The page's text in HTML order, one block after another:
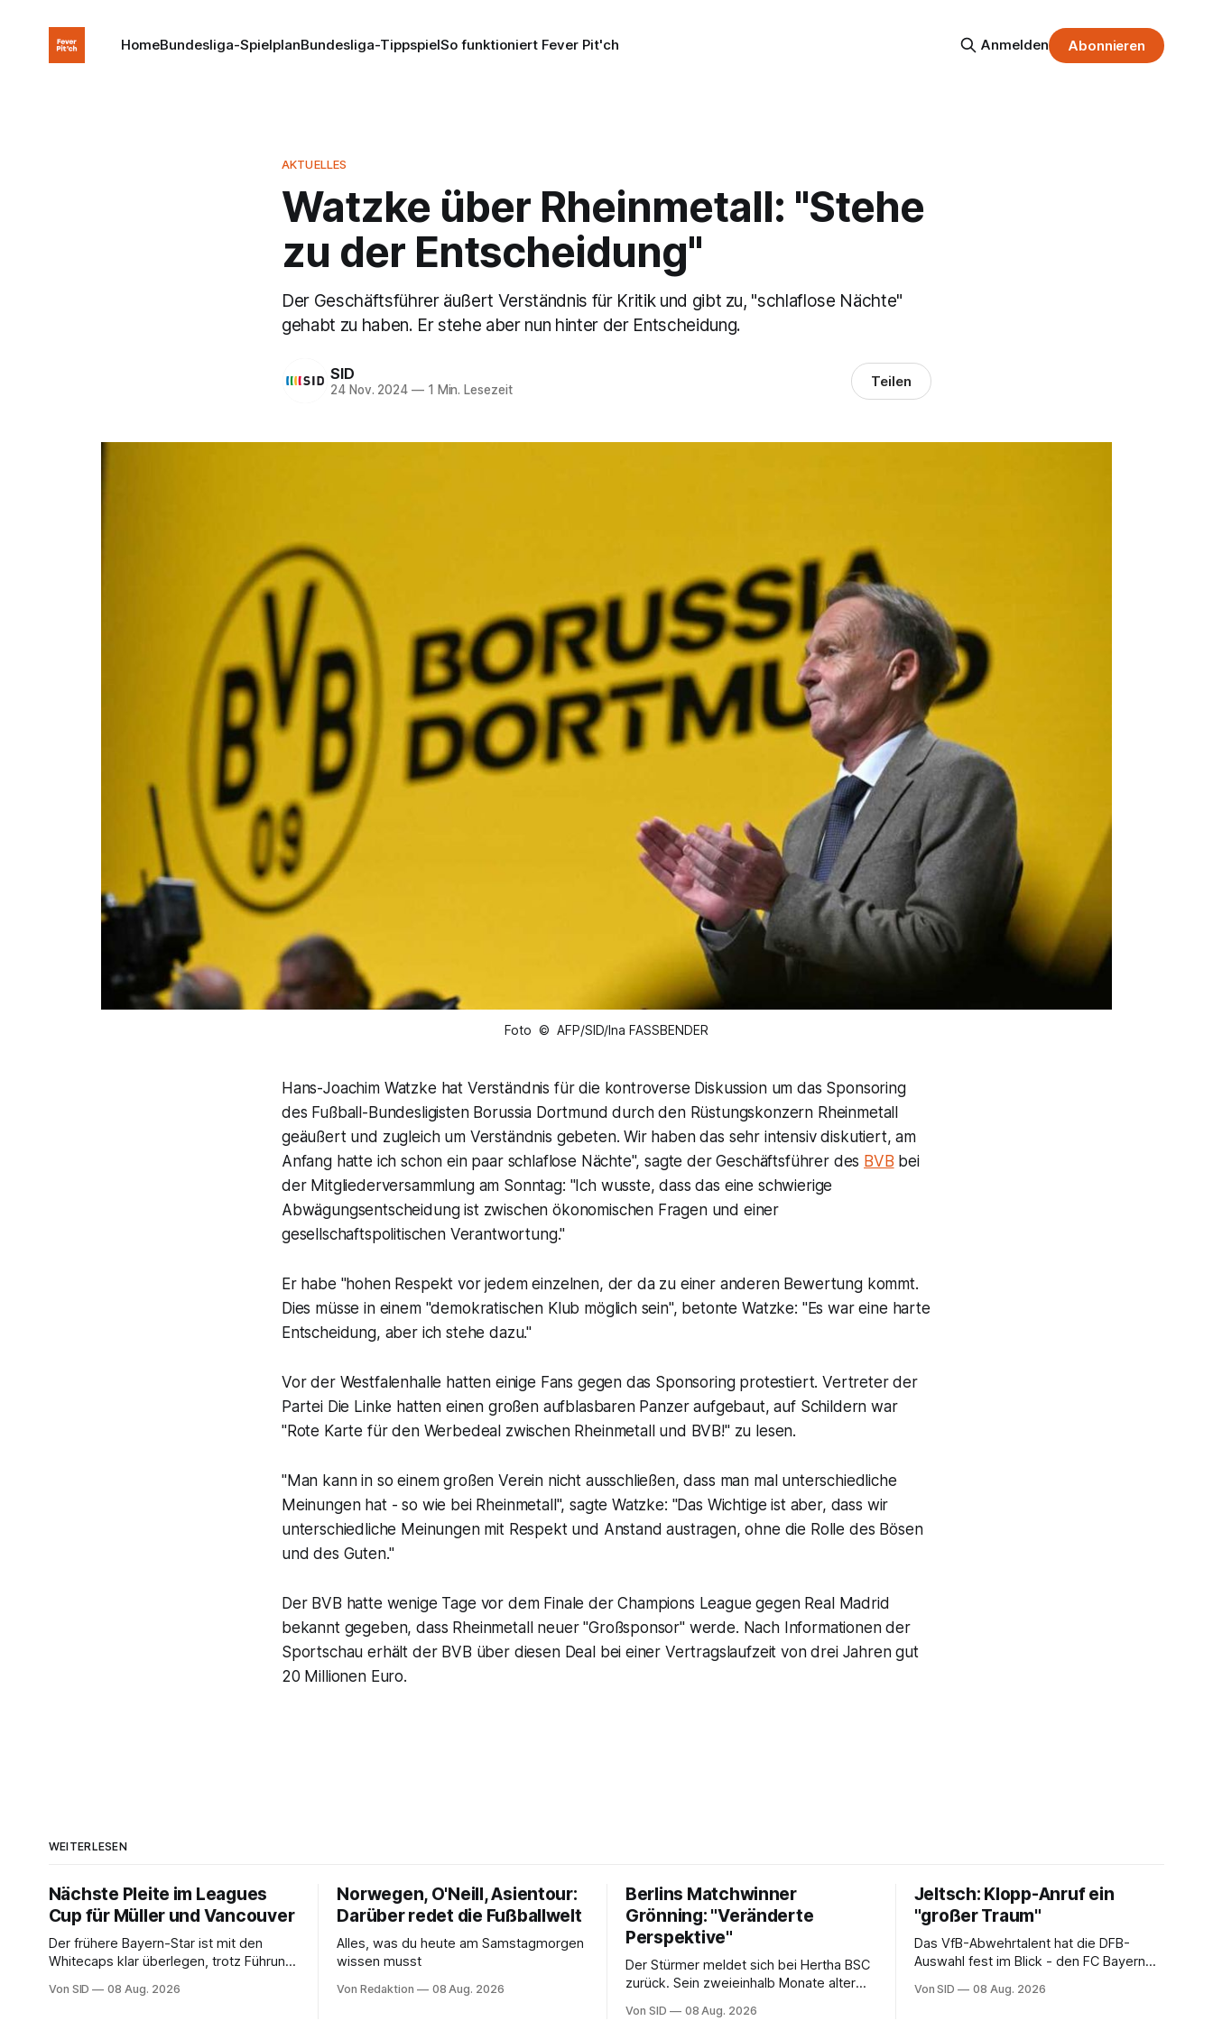
HomeBundesliga-SpielplanBundesliga-TippspielSo funktioniert Fever Pit'ch Anmelden Abonnieren
AKTUELLES
Watzke über Rheinmetall: "Stehe
zu der Entscheidung"
Der Geschäftsführer äußert Verständnis für Kritik und gibt zu, "schlaflose Nächte"
gehabt zu haben. Er stehe aber nun hinter der Entscheidung.
SID
24 Nov. 2024 —1 Min. Lesezeit Teilen
Foto © AFP/SID/Ina FASSBENDER
Hans-Joachim Watzke hat Verständnis für die kontroverse Diskussion um das Sponsoring
des Fußball-Bundesligisten Borussia Dortmund durch den Rüstungskonzern Rheinmetall
geäußert und zugleich um Verständnis gebeten. Wir haben das sehr intensiv diskutiert, am
Anfang hatte ich schon ein paar schlaflose Nächte", sagte der Geschäftsführer des BVB bei
der Mitgliederversammlung am Sonntag: "Ich wusste, dass das eine schwierige
Abwägungsentscheidung ist zwischen ökonomischen Fragen und einer
gesellschaftspolitischen Verantwortung."
Er habe "hohen Respekt vor jedem einzelnen, der da zu einer anderen Bewertung kommt.
Dies müsse in einem "demokratischen Klub möglich sein", betonte Watzke: "Es war eine harte
Entscheidung, aber ich stehe dazu."
Vor der Westfalenhalle hatten einige Fans gegen das Sponsoring protestiert. Vertreter der
Partei Die Linke hatten einen großen aufblasbaren Panzer aufgebaut, auf Schildern war
"Rote Karte für den Werbedeal zwischen Rheinmetall und BVB!" zu lesen.
"Man kann in so einem großen Verein nicht ausschließen, dass man mal unterschiedliche
Meinungen hat - so wie bei Rheinmetall", sagte Watzke: "Das Wichtige ist aber, dass wir
unterschiedliche Meinungen mit Respekt und Anstand austragen, ohne die Rolle des Bösen
und des Guten."
Der BVB hatte wenige Tage vor dem Finale der Champions League gegen Real Madrid
bekannt gegeben, dass Rheinmetall neuer "Großsponsor" werde. Nach Informationen der
Sportschau erhält der BVB über diesen Deal bei einer Vertragslaufzeit von drei Jahren gut
20 Millionen Euro.
WEITERLESEN
Nächste Pleite im Leagues
Cup für Müller und Vancouver
Der frühere Bayern-Star ist mit den
Whitecaps klar überlegen, trotz Führung
Punkte.
Von SID 08 Aug. 2026
Norwegen, O'Neill, Asientour:
Darüber redet die Fußballwelt
Alles, was du heute am Samstagmorgen
wissen musst
Von Redaktion 08 Aug. 2026
Berlins Matchwinner
Grönning: "Veränderte
Perspektive"
Der Stürmer meldet sich bei Hertha BSC
zurück. Sein zweieinhalb Monate alter
Von SID 08 Aug. 2026
Jeltsch: Klopp-Anruf ein
"großer Traum"
Das VfB-Abwehrtalent hat die DFB-
Auswahl fest im Blick - den FC Bayern
Von SID 08 Aug. 2026